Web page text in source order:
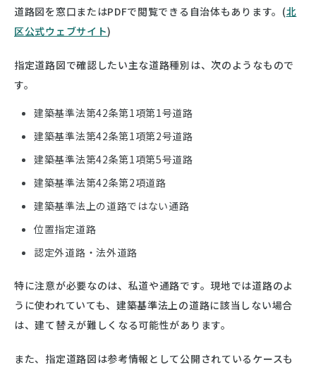
道路図を窓口またはPDFで閲覧できる自治体もあります。(北
区公式ウェブサイト)
指定道路図で確認したい主な道路種別は、次のようなもので
す。
建築基準法第42条第1項第1号道路
建築基準法第42条第1項第2号道路
建築基準法第42条第1項第5号道路
建築基準法第42条第2項道路
建築基準法上の道路ではない通路
位置指定道路
認定外道路・法外道路
特に注意が必要なのは、私道や通路です。現地では道路のよ
うに使われていても、建築基準法上の道路に該当しない場合
は、建て替えが難しくなる可能性があります。
また、指定道路図は参考情報として公開されているケースも